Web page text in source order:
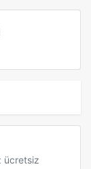
ücretsiz